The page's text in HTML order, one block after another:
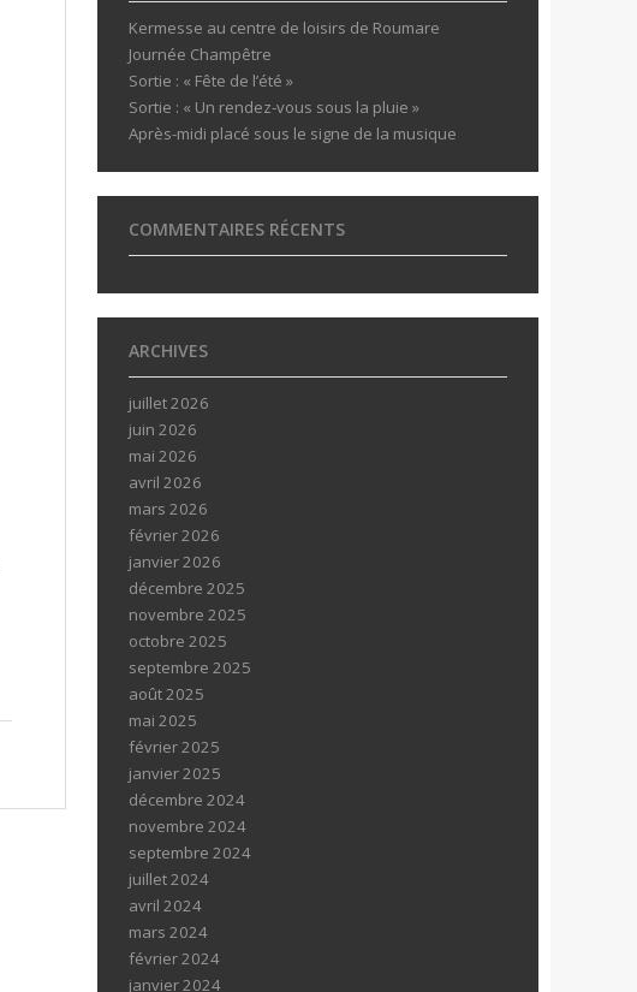
Kermesse au centre de loisirs de Roumare
Journée Champêtre
Sortie : « Fête de l’été »
Sortie : « Un rendez-vous sous la pluie »
Après-midi placé sous le signe de la musique
COMMENTAIRES RÉCENTS
ARCHIVES
juillet 2026
juin 2026
mai 2026
avril 2026
mars 2026
février 2026
janvier 2026
décembre 2025
novembre 2025
octobre 2025
septembre 2025
août 2025
mai 2025
février 2025
janvier 2025
décembre 2024
novembre 2024
septembre 2024
juillet 2024
avril 2024
mars 2024
février 2024
janvier 2024